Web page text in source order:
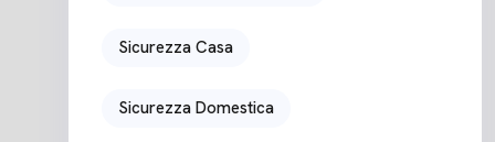
Sicurezza Casa
Sicurezza Domestica